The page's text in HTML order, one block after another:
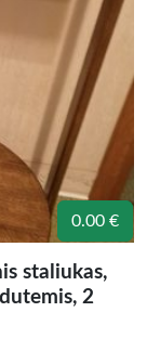
0.00 €
staliukas,
2